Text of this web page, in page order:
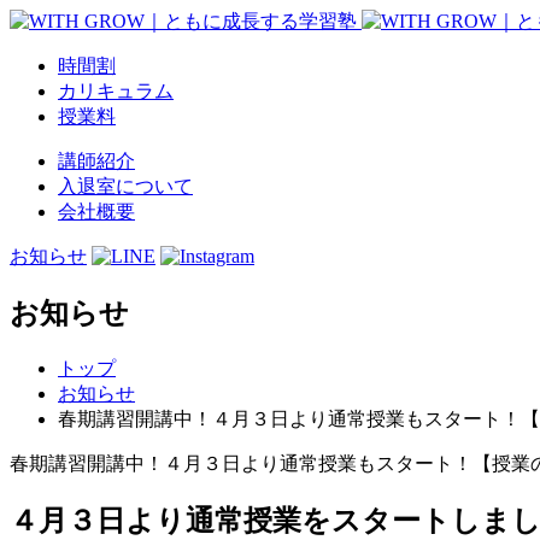
時間割
カリキュラム
授業料
講師紹介
入退室について
会社概要
お知らせ
お知らせ
トップ
お知らせ
春期講習開講中！４月３日より通常授業もスタート！
春期講習開講中！４月３日より通常授業もスタート！【授業
４月３日より通常授業をスタートしま